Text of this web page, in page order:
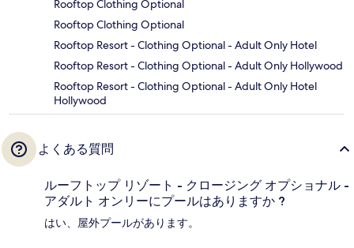
Rooftop Clothing Optional
Rooftop Clothing Optional
Rooftop Resort - Clothing Optional - Adult Only Hotel
Rooftop Resort - Clothing Optional - Adult Only Hollywood
Rooftop Resort - Clothing Optional - Adult Only Hotel
Hollywood
よくある質問
ルーフトップ リゾート - クロージング オプショナル -
アダルト オンリーにプールはありますか ?
はい、屋外プールがあります。